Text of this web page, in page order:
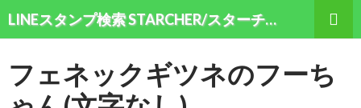
LINEスタンプ検索 STARCHER/スターチャー
フェネックギツネのフーち